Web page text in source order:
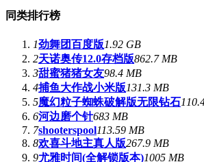
同类排行榜
1劲舞团百度版1.92 GB
2天诺奥传12.0存档版862.7 MB
3甜蜜猪猪女友98.4 MB
4捕鱼大作战小米版131.3 MB
5魔幻粒子蜘蛛破解版无限钻石
6河边磨个针683 MB
7shooterspool113.59 MB
8欢喜斗地主真人版267.9 MB
9尤雅时间(全解锁版本)1005 MB